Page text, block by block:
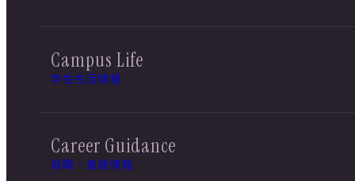
Campus Life
学生生活情報
Career Guidance
就職・進路情報